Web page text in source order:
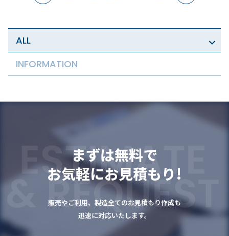
ALL
INFORMATION
まずは無料で
お気軽にお見積もり!
販売やご利用、製造全てのお見積もり作成も
迅速に対応いたします。